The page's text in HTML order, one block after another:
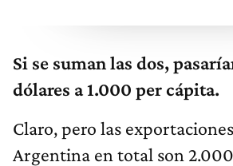
Si se suman las dos,
dólares a 1.000 per cápita.
Claro, pero las
Argentina en total son